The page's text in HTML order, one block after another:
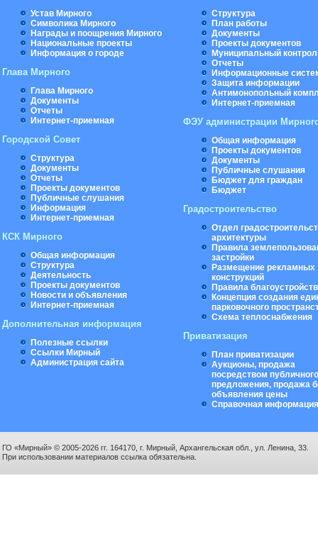
Устав Мирного
Символика Мирного
Награды и поощрения Мирного
Национальные проекты
Информация о городе
Глава Мирного
Глава Мирного
Документы
Отчеты
Интернет-приемная
Городской Совет
Структура
Документы
Отчеты
Проекты документов
Публичные слушания
Информация
Интернет-приемная
КСК Мирного
Общая информация
Структура
Деятельность
Проекты документов
Новости и объявления
Интернет-приемная
Дополнительная информация
Полезные ссылки
Ссылки Мирный
Администрация сайта
Структура
План работы
Документы
Проекты документов
Муниципальный
Отчеты
Информационные
Защита информации
Антимонопольный
Интернет-приемная
ФЭУ администрации
Общая информация
Проекты документов
Документы
Публичные слушания
Бюджет для граждан
Бюджет
Градостроительство
Отдел
архитектуры
Правила
застройки
Размещение рекламных
конструкций
Правила
Концепция создания
парковочного
Схема теплоснабжения
Приватизация
План приватизации
Аукционы, продажа
посредством публичного
предложения, продажа
объявления цены
Справочная информация
ГО «Мирный» © 2005-2026 гг. 164170, г. Мирный, Архангельская обл., ул. Ленина, 33.
При использовании материалов ссылка обязательна.